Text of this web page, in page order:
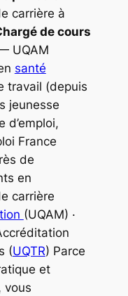
carrière à
de cours
UQAM
santé
travail (depuis
jeunesse
d’emploi,
France
de
en
carrière
(UQAM) ·
(UQTR) Parce
et
vous